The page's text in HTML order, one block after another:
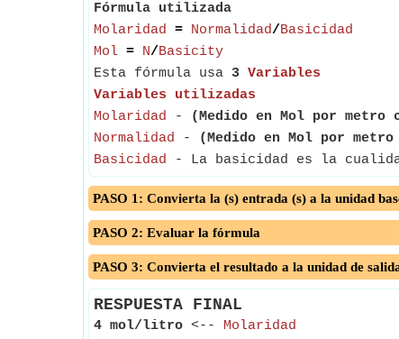
Fórmula utilizada
Molaridad = Normalidad/Basicidad
Mol = N/Basicity
Esta fórmula usa 3 Variables
Variables utilizadas
Molaridad - (Medido en Mol por metro
Normalidad - (Medido en Mol por
Basicidad - La basicidad es la
PASO 1: Convierta la (s) entrada (s) a la unidad
PASO 2: Evaluar la fórmula
PASO 3: Convierta el resultado a la unidad de
RESPUESTA FINAL
4 mol/litro <-- Molaridad